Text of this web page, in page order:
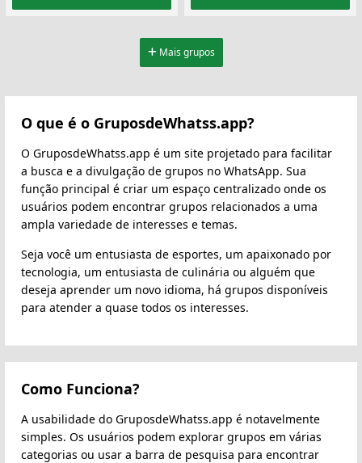
Mais grupos
O que é o GruposdeWhatss.app?
O GruposdeWhatss.app é um site projetado para facilitar
a busca e a divulgação de grupos no WhatsApp. Sua
função principal é criar um espaço centralizado onde os
usuários podem encontrar grupos relacionados a uma
ampla variedade de interesses e temas.
Seja você um entusiasta de esportes, um apaixonado por
tecnologia, um entusiasta de culinária ou alguém que
deseja aprender um novo idioma, há grupos disponíveis
para atender a quase todos os interesses.
Como Funciona?
A usabilidade do GruposdeWhatss.app é notavelmente
simples. Os usuários podem explorar grupos em várias
categorias ou usar a barra de pesquisa para encontrar